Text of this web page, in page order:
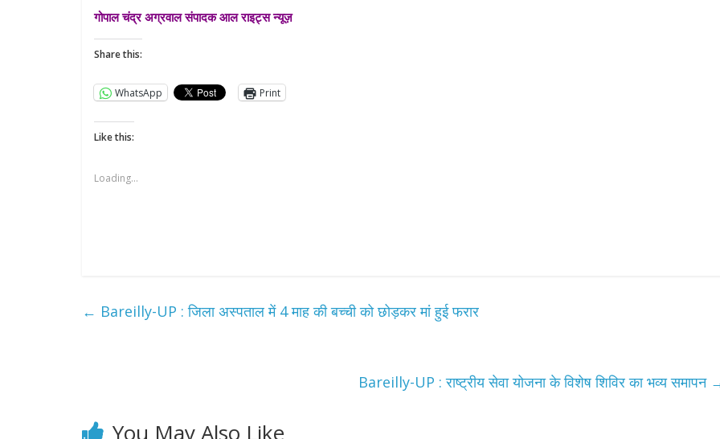
गोपाल चंद्र अग्रवाल संपादक आल राइट्स न्यूज़
Share this:
WhatsApp Print
Like this:
Loading...
← Bareilly-UP : जिला अस्पताल में 4 माह की बच्ची को छोड़कर मां हुई फरार
Bareilly-UP : राष्ट्रीय सेवा योजना के विशेष शिविर का भव्य समापन
You May Also Like
August 6, 2021 Editor All Rights 0